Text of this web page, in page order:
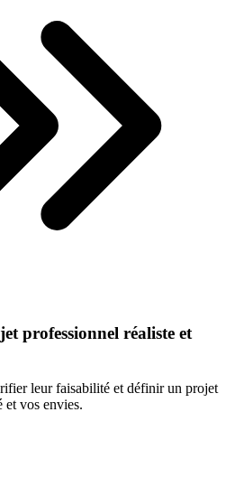
professionnel réaliste et
leur faisabilité et définir un projet
et vos envies.